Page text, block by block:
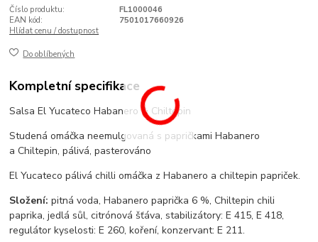
Číslo produktu:
FL1000046
EAN kód:
7501017660926
Hlídat cenu / dostupnost
Do oblíbených
Kompletní specifikace
Salsa El Yucateco Habanero & Chiltepin
Studená omáčka neemulgovaná s papričkami Habanero
a Chiltepin, pálivá, pasterováno
El Yucateco pálivá chilli omáčka z Habanero a chiltepin papriček.
Složení: pitná voda, Habanero paprička 6 %, Chiltepin chili
paprika, jedlá sůl, citrónová šťáva, stabilizátory: E 415, E 418,
regulátor kyselosti: E 260, koření, konzervant: E 211.